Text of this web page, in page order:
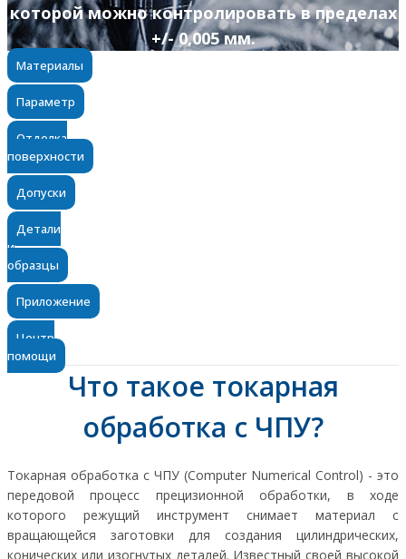
которой можно контролировать в пределах
+/- 0,005 мм.
Материалы
Параметр
Отделка
поверхности
Допуски
Детали
и
образцы
Приложение
Центр
помощи
Что такое токарная
обработка с ЧПУ?
Токарная обработка с ЧПУ (Computer Numerical Control) - это
передовой процесс прецизионной обработки, в ходе
которого режущий инструмент снимает материал с
вращающейся заготовки для создания цилиндрических,
конических или изогнутых деталей. Известный своей высокой